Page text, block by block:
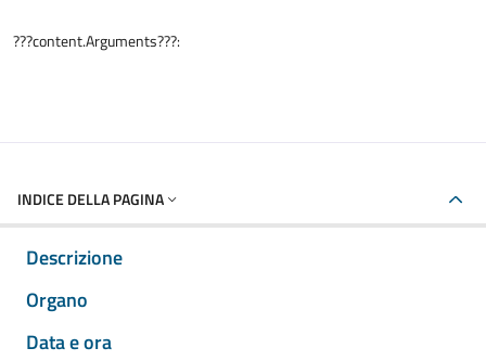
???content.Arguments???:
INDICE DELLA PAGINA
Descrizione
Organo
Data e ora